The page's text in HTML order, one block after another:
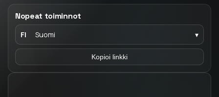
Nopeat toiminnot
FI Suomi ▾
Kopioi linkki